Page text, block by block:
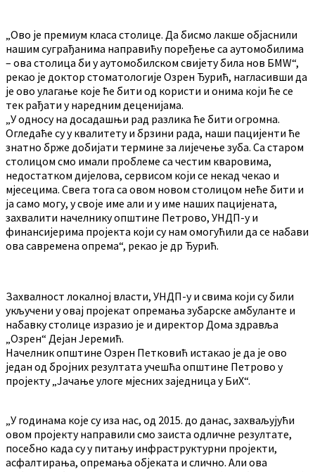
„Ово је премиум класа столице. Да бисмо лакше објаснили
нашим суграђанима направићу поређење са аутомобилима
– ова столица би у аутомобилском свијету била нов БМW“,
рекао је доктор стоматологије Озрен Ђурић, нагласивши да
је ово улагање које ће бити од користи и онима који ће се
тек рађати у наредним деценијама.
„У односу на досадашњи рад разлика ће бити огромна.
Огледаће су у квалитету и брзини рада, наши пацијенти ће
знатно брже добијати термине за лијечење зуба. Са старом
столицом смо имали проблеме са честим кваровима,
недостатком дијелова, сервисом који се некад чекао и
мјесецима. Свега тога са овом новом столицом неће бити и
ја само могу, у своје име али и у име наших пацијената,
захвалити начелнику општине Петрово, УНДП-у и
финансијерима пројекта који су нам омогућили да се набави
ова савремена опрема“, рекао је др Ђурић.
Захвалност локалној власти, УНДП-у и свима који су били
укључени у овај пројекат опремања зубарске амбуланте и
набавку столице изразио је и директор Дома здравља
„Озрен“ Дејан Јеремић.
Начелник општине Озрен Петковић истакао је да је ово
један од бројних резултата учешћа општине Петрово у
пројекту „Јачање улоге мјесних заједница у БиХ“.
„У годинама које су иза нас, од 2015. до данас, захваљујући
овом пројекту направили смо заиста одличне резултате,
посебно када су у питању инфраструктурни пројекти,
асфалтирања, опремања објеката и слично. Али ова